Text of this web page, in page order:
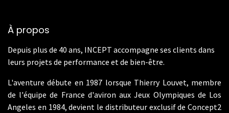
À propos
Depuis plus de 40 ans, INCEPT accompagne ses clients dans
leurs projets de performance et de bien-être.
L'aventure débute en 1987 lorsque Thierry Louvet, membre
de l'équipe de France d'aviron aux Jeux Olympiques de Los
Angeles en 1984, devient le distributeur exclusif de Concept2